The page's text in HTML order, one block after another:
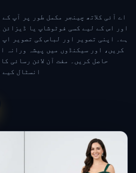
اے آئی کلاتھ چینجر مکمل طور پر آپ
اور اس کے لیے کسی فوٹوشاپ یا
ہے۔ اپنی تصویر اور لباس کی تصویر
کریں، اور سیکنڈوں میں پیشہ ورانہ
حاصل کریں۔ مفت آن لائن رسائی
انسٹال